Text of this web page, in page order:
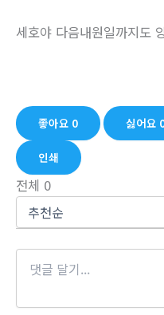
세호야 다음내원일까지도
좋아요 0 싫어요
인쇄
전체 0